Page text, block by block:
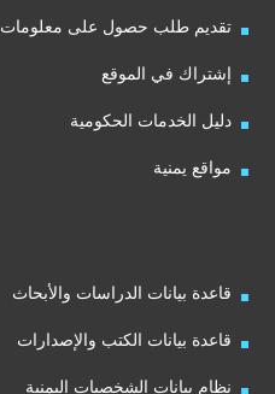
تقديم طلب حصول على معلومات
إشتراك في الموقع
دليل الخدمات الحكومية
مواقع يمنية
قاعدة بيانات الدراسات والأبحاث
قاعدة بيانات الكتب والإصدارات
نظام بيانات الشخصيات اليمنية